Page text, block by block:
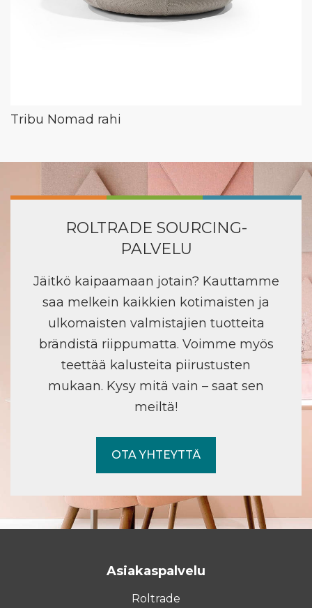
Tribu Nomad rahi
ROLTRADE SOURCING-
PALVELU
Jäitkö kaipaamaan jotain? Kauttamme
saa melkein kaikkien kotimaisten ja
ulkomaisten valmistajien tuotteita
brändistä riippumatta. Voimme myös
teettää kalusteita piirustusten
mukaan. Kysy mitä vain – saat sen
meiltä!
OTA YHTEYTTÄ
Asiakaspalvelu
Roltrade